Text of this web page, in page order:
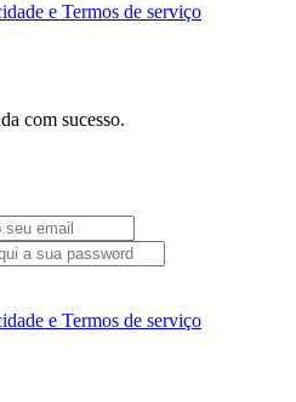
e Termos de serviço
com sucesso.
e Termos de serviço